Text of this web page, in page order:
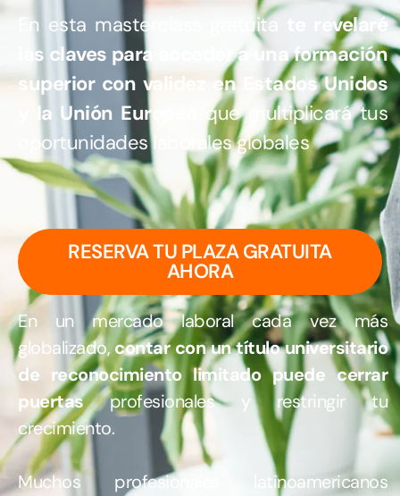
En esta masterclass gratuita
te revelaré
las claves para acceder a una formación
superior con validez en Estados Unidos
y la Unión Europea
que multiplicará tus
oportunidades laborales globales
RESERVA TU PLAZA GRATUITA
AHORA
En un mercado laboral cada vez más
globalizado,contar con un título universitario
de reconocimiento limitado puede cerrar
puertasprofesionales y restringir tu
crecimiento.
Muchos profesionales latinoamericanos